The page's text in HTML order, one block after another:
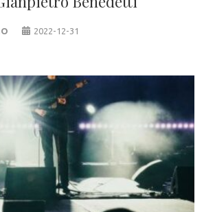
2022-12-31